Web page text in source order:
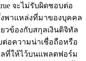
จะไม่รับผิดชอบต่อ
พาแหล่งที่มาของบุคคล
วข้องกับสกุลเงินดิจิทัล
ต่อความน่าเชื่อถือหรือ
ที่ให้ไว้บนแพลตฟอร์ม